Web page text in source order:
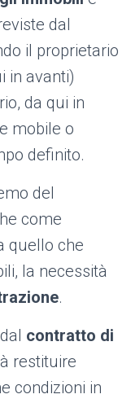
N
dal
il proprietario
in avanti)
da qui in
mobile o
definito.
del
come
quello che
la necessità
.
contratto di
restituire
condizioni in